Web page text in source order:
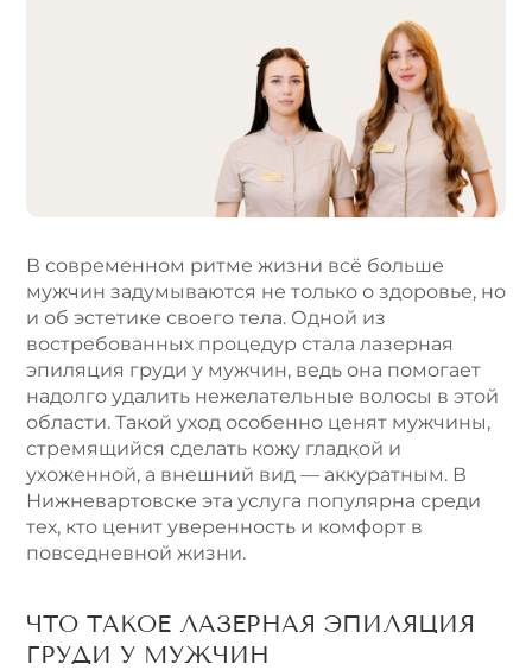
:
В современном ритме жизни всё больше
мужчин задумываются не только о здоровье, но
и об эстетике своего тела. Одной из
востребованных процедур стала лазерная
эпиляция груди у мужчин, ведь она помогает
надолго удалить нежелательные волосы в этой
области. Такой уход особенно ценят мужчины,
стремящийся сделать кожу гладкой и
ухоженной, а внешний вид — аккуратным. В
Нижневартовске эта услуга популярна среди
тех, кто ценит уверенность и комфорт в
повседневной жизни.
ЧТО ТАКОЕ ЛАЗЕРНАЯ ЭПИЛЯЦИЯ
ГРУДИ У МУЖЧИН